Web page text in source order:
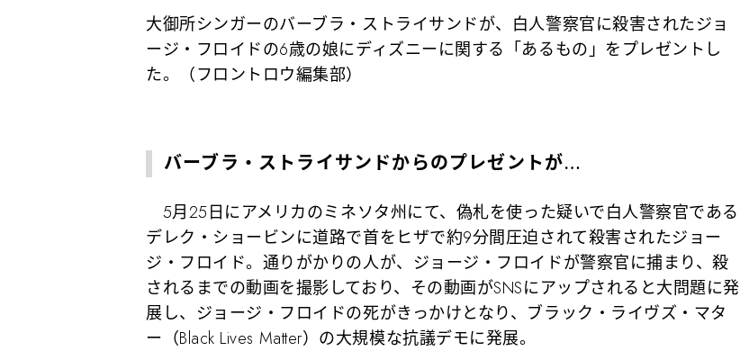
大御所シンガーのバーブラ・ストライサンドが、白人警察官に殺害されたジョ
ージ・フロイドの6歳の娘にディズニーに関する「あるもの」をプレゼントし
た。（フロントロウ編集部）
バーブラ・ストライサンドからのプレゼントが…
5月25日にアメリカのミネソタ州にて、偽札を使った疑いで白人警察官である
デレク・ショービンに道路で首をヒザで約9分間圧迫されて殺害されたジョー
ジ・フロイド。通りがかりの人が、ジョージ・フロイドが警察官に捕まり、殺
されるまでの動画を撮影しており、その動画がSNSにアップされると大問題に発
展し、ジョージ・フロイドの死がきっかけとなり、ブラック・ライヴズ・マタ
ー（Black Lives Matter）の大規模な抗議デモに発展。